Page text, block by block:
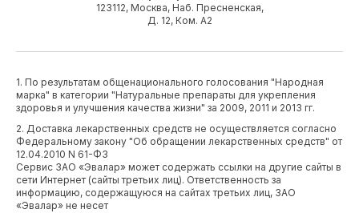
123112, Москва, Наб. Пресненская,
Д. 12, Ком. А2
1. По результатам общенационального голосования "Народная
марка" в категории "Натуральные препараты для укрепления
здоровья и улучшения качества жизни" за 2009, 2011 и 2013 гг.
2. Доставка лекарственных средств не осуществляется согласно
Федеральному закону "Об обращении лекарственных средств" от
12.04.2010 N 61-ФЗ
Сервис ЗАО «Эвалар» может содержать ссылки на другие сайты в
сети Интернет (сайты третьих лиц). Ответственность за
информацию, содержащуюся на сайтах третьих лиц, ЗАО
«Эвалар» не несет